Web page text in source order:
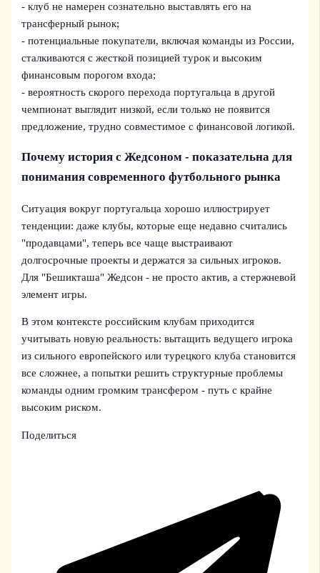
- клуб не намерен сознательно выставлять его на
трансферный рынок;
- потенциальные покупатели, включая команды из России,
сталкиваются с жесткой позицией турок и высоким
финансовым порогом входа;
- вероятность скорого перехода португальца в другой
чемпионат выглядит низкой, если только не появится
предложение, трудно совместимое с финансовой логикой.
Почему история с Жедсоном - показательна для
понимания современного футбольного рынка
Ситуация вокруг португальца хорошо иллюстрирует
тенденции: даже клубы, которые еще недавно считались
"продавцами", теперь все чаще выстраивают
долгосрочные проекты и держатся за сильных игроков.
Для "Бешикташа" Жедсон - не просто актив, а стержневой
элемент игры.
В этом контексте российским клубам приходится
учитывать новую реальность: вытащить ведущего игрока
из сильного европейского или турецкого клуба становится
все сложнее, а попытки решить структурные проблемы
команды одним громким трансфером - путь с крайне
высоким риском.
Поделиться